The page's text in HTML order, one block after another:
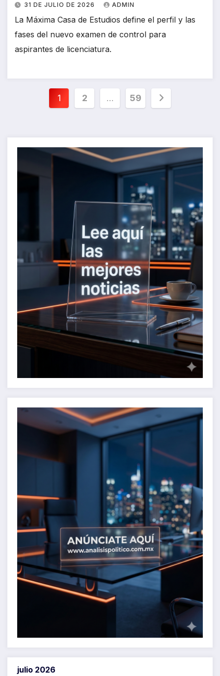
31 DE JULIO DE 2026 ADMIN
La Máxima Casa de Estudios define el perfil y las
fases del nuevo examen de control para
aspirantes de licenciatura.
Paginación
entradas
1 2 … 59
julio 2026